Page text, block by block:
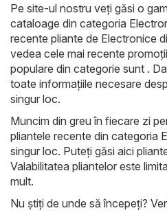
Pe site-ul nostru veți găsi o
cataloage din categoria
recente pliante de Electronice
vedea cele mai recente
populare din categorie sunt .
toate informațiile necesare
singur loc.
Muncim din greu în fiecare zi
pliantele recente din categoria
singur loc. Puteți găsi aici
Valabilitatea pliantelor este
mult.
Nu știți de unde să începeți?